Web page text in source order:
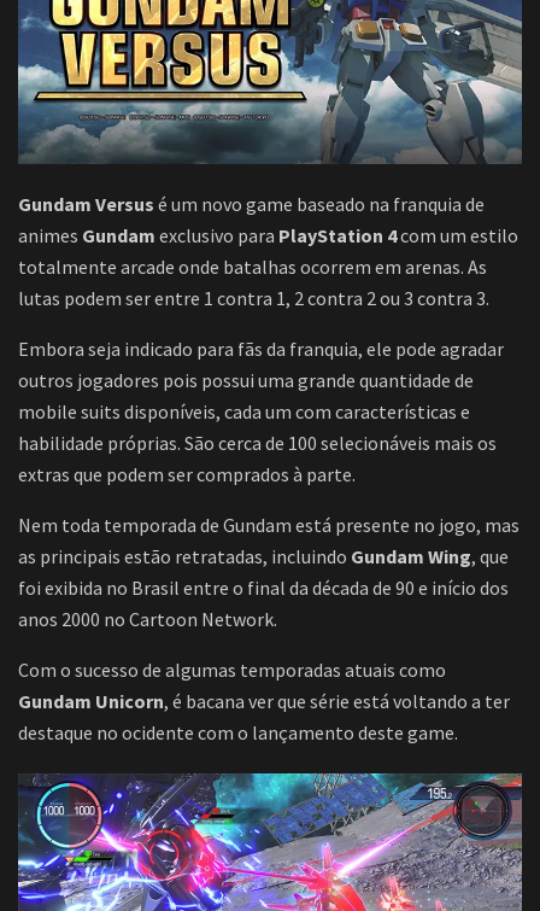
Gundam Versus é um novo game baseado na franquia de
animes Gundam exclusivo para PlayStation 4com um estilo
totalmente arcade onde batalhas ocorrem em arenas. As
lutas podem ser entre 1 contra 1, 2 contra 2 ou 3 contra 3.
Embora seja indicado para fãs da franquia, ele pode agradar
outros jogadores pois possui uma grande quantidade de
mobile suits disponíveis, cada um com características e
habilidade próprias. São cerca de 100 selecionáveis mais os
extras que podem ser comprados à parte.
Nem toda temporada de Gundam está presente no jogo, mas
as principais estão retratadas, incluindo Gundam Wing, que
foi exibida no Brasil entre o final da década de 90 e início dos
anos 2000 no Cartoon Network.
Com o sucesso de algumas temporadas atuais como
Gundam Unicorn, é bacana ver que série está voltando a ter
destaque no ocidente com o lançamento deste game.